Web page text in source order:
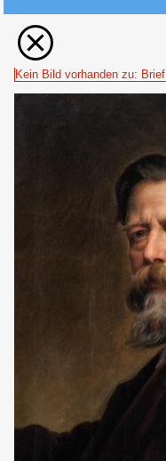
Kein Bild vorhanden zu: Brief